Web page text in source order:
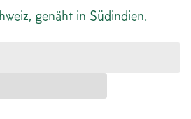
genäht in Südindien.